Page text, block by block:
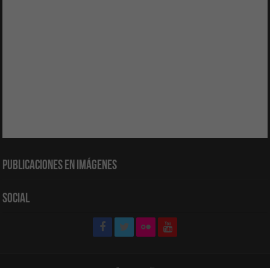
Publicaciones en Imágenes
Social